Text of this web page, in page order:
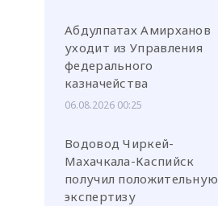
или через соц. сети
Абдулпатах Амирханов
уходит из Управления
федерального
казначейства
06.08.2026 00:25
Водовод Чиркей-
Махачкала-Каспийск
получил положительную
экспертизу